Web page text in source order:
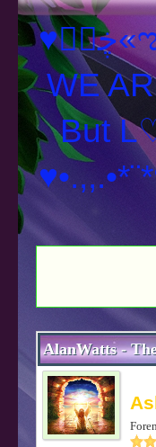
♥ڿڰۣ«ಌ SPIRITUELLE Я Ξ √ Ω L U T ↑ ☼ N - Forum -
WE
AlanWatts -